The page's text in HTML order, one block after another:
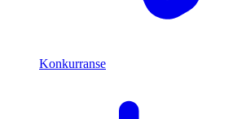
Konkurranse